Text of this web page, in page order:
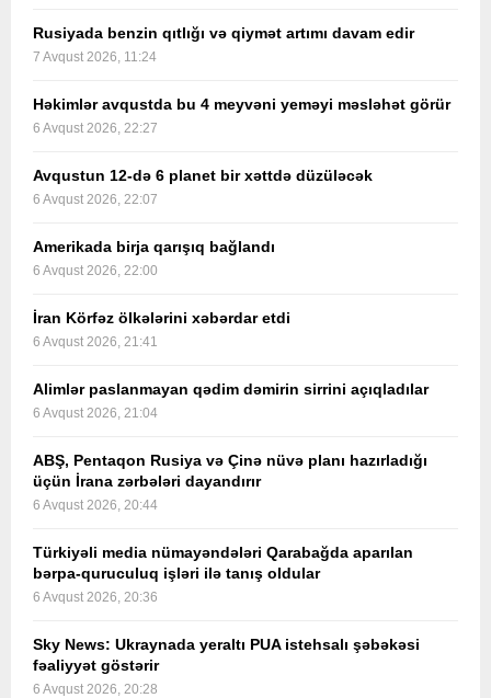
Rusiyada benzin qıtlığı və qiymət artımı davam edir
7 Avqust 2026, 11:24
Həkimlər avqustda bu 4 meyvəni yeməyi məsləhət görür
6 Avqust 2026, 22:27
Avqustun 12-də 6 planet bir xəttdə düzüləcək
6 Avqust 2026, 22:07
Amerikada birja qarışıq bağlandı
6 Avqust 2026, 22:00
İran Körfəz ölkələrini xəbərdar etdi
6 Avqust 2026, 21:41
Alimlər paslanmayan qədim dəmirin sirrini açıqladılar
6 Avqust 2026, 21:04
ABŞ, Pentaqon Rusiya və Çinə nüvə planı hazırladığı
üçün İrana zərbələri dayandırır
6 Avqust 2026, 20:44
Türkiyəli media nümayəndələri Qarabağda aparılan
bərpa-quruculuq işləri ilə tanış oldular
6 Avqust 2026, 20:36
Sky News: Ukraynada yeraltı PUA istehsalı şəbəkəsi
fəaliyyət göstərir
6 Avqust 2026, 20:28